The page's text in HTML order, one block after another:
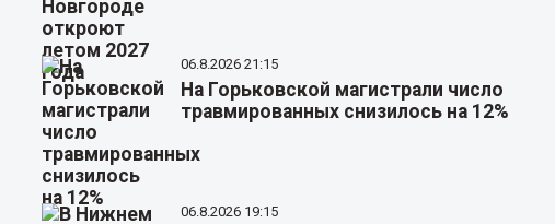
06.8.2026 21:15
На Горьковской магистрали число
травмированных снизилось на 12%
06.8.2026 19:15